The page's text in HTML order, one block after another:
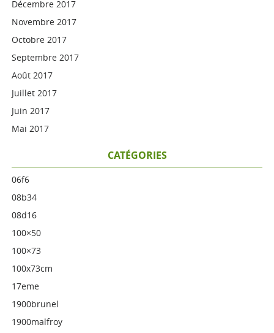
Décembre 2017
Novembre 2017
Octobre 2017
Septembre 2017
Août 2017
Juillet 2017
Juin 2017
Mai 2017
CATÉGORIES
06f6
08b34
08d16
100×50
100×73
100x73cm
17eme
1900brunel
1900malfroy